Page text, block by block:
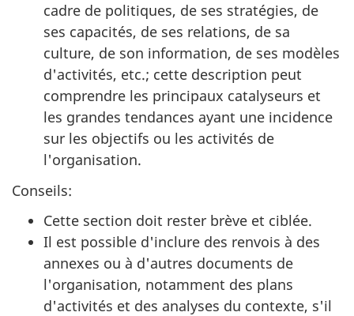
cadre de politiques, de ses stratégies, de
ses capacités, de ses relations, de sa
culture, de son information, de ses modèles
d'activités, etc.; cette description peut
comprendre les principaux catalyseurs et
les grandes tendances ayant une incidence
sur les objectifs ou les activités de
l'organisation.
Conseils:
Cette section doit rester brève et ciblée.
Il est possible d'inclure des renvois à des
annexes ou à d'autres documents de
l'organisation, notamment des plans
d'activités et des analyses du contexte, s'il